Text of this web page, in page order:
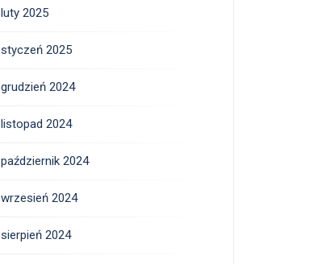
luty 2025
styczeń 2025
grudzień 2024
listopad 2024
październik 2024
wrzesień 2024
sierpień 2024